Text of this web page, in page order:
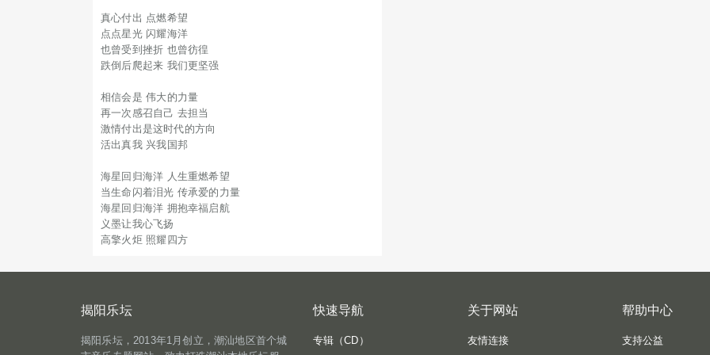
真心付出 点燃希望
点点星光 闪耀海洋
也曾受到挫折 也曾彷徨
跌倒后爬起来 我们更坚强
相信会是 伟大的力量
再一次感召自己 去担当
激情付出是这时代的方向
活出真我 兴我国邦
海星回归海洋 人生重燃希望
当生命闪着泪光 传承爱的力量
海星回归海洋 拥抱幸福启航
义墨让我心飞扬
高擎火炬 照耀四方
揭阳乐坛
揭阳乐坛，2013年1月创立，潮汕地区首个城
快速导航
专辑（CD）
关于网站
友情连接
帮助中心
支持公益